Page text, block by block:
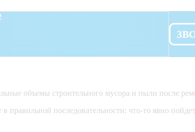
объемы строительного мусора и пыли после
правильной последовательности: что-то явно